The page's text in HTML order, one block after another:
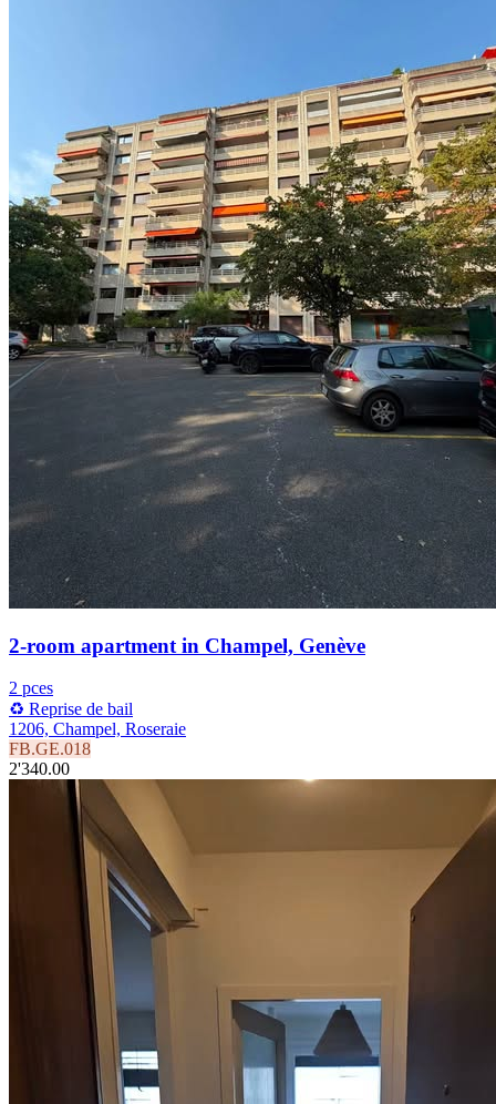
2-room apartment in Champel, Genève
2 pces
♻️ Reprise de bail
1206, Champel, Roseraie
FB.GE.018
2'340.00